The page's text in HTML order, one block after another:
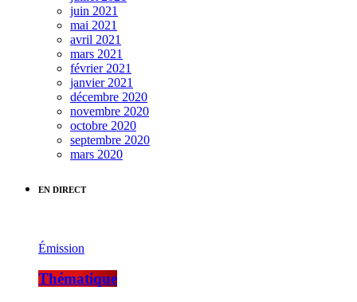
juin 2021
mai 2021
avril 2021
mars 2021
février 2021
janvier 2021
décembre 2020
novembre 2020
octobre 2020
septembre 2020
mars 2020
EN DIRECT
Émission
Thématique